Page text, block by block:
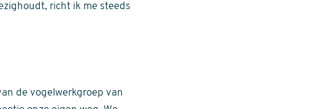
richt ik me steeds
de vogelwerkgroep van